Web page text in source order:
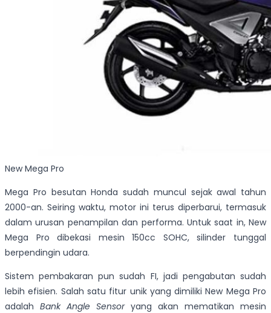
New Mega Pro
Mega Pro besutan Honda sudah muncul sejak awal tahun
2000-an. Seiring waktu, motor ini terus diperbarui, termasuk
dalam urusan penampilan dan performa. Untuk saat in, New
Mega Pro dibekasi mesin 150cc SOHC, silinder tunggal
berpendingin udara.
Sistem pembakaran pun sudah FI, jadi pengabutan sudah
lebih efisien. Salah satu fitur unik yang dimiliki New Mega Pro
adalah Bank Angle Sensoryang akan mematikan mesin